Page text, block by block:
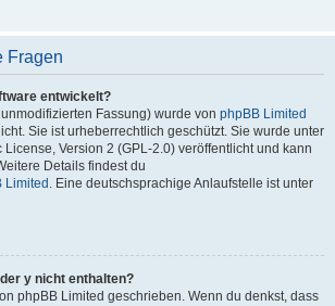
Fragen
entwickelt?
Fassung) wurde von phpBB Limited
Sie ist urheberrechtlich geschützt. Sie wurde unter
Version 2 (GPL-2.0) veröffentlicht und kann
Details findest du
Limited . Eine deutschsprachige Anlaufstelle ist unter
y nicht enthalten?
phpBB Limited geschrieben. Wenn du denkst, dass